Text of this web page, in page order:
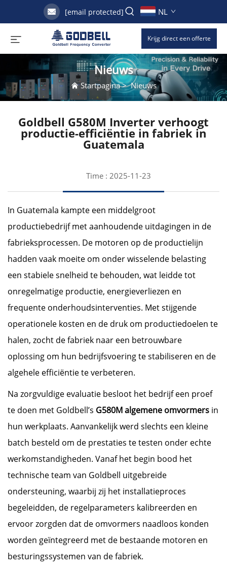
[email protected] NL
Krijg direct een offerte
Nieuws
Startpagina>Nieuws
Goldbell G580M Inverter verhoogt
productie-efficiëntie in fabriek in
Guatemala
Time : 2025-11-23
In Guatemala kampte een middelgroot
productiebedrijf met aanhoudende uitdagingen in de
fabrieksprocessen. De motoren op de productielijn
hadden vaak moeite om onder wisselende belasting
een stabiele snelheid te behouden, wat leidde tot
onregelmatige productie, energieverliezen en
frequente onderhoudsinterventies. Met stijgende
operationele kosten en de druk om productiedoelen te
halen, zocht de fabriek naar een betrouwbare
oplossing om hun bedrijfsvoering te stabiliseren en de
algehele efficiëntie te verbeteren.
Na zorgvuldige evaluatie besloot het bedrijf een proef
te doen met Goldbell’s G580M algemene omvormers in
hun werkplaats. Aanvankelijk werd slechts een kleine
batch besteld om de prestaties te testen onder echte
werkomstandigheden. Vanaf het begin bood het
technische team van Goldbell uitgebreide
ondersteuning, waarbij zij het installatieproces
begeleidden, de regelparameters kalibreerden en
ervoor zorgden dat de omvormers naadloos konden
worden geïntegreerd met de bestaande motoren en
besturingssystemen van de fabriek.